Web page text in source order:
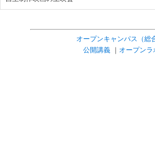
オープンキャンパス（総
公開講義
｜ オープンラ